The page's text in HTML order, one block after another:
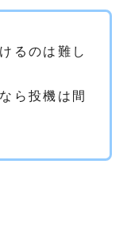
るのは難し
ら投機は間